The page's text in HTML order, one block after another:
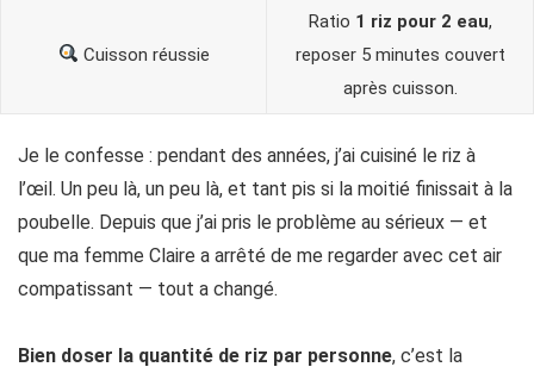
Cuisson réussie
Ratio 1 riz pour 2 eau,
reposer 5 minutes couvert
après cuisson.
Je le confesse : pendant des années, j’ai cuisiné le riz à
l’œil. Un peu là, un peu là, et tant pis si la moitié finissait à la
poubelle. Depuis que j’ai pris le problème au sérieux — et
que ma femme Claire a arrêté de me regarder avec cet air
compatissant — tout a changé.
Bien doser la quantité de riz par personne, c’est la